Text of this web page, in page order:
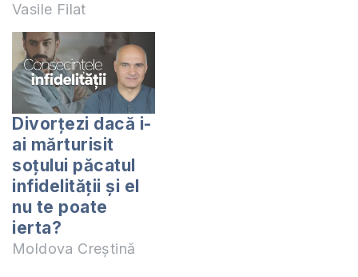
Vasile Filat
Divorțezi dacă i-
ai mărturisit
soțului păcatul
infidelității și el
nu te poate
ierta?
Moldova Creștină